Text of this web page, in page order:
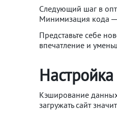
Следующий шаг в
Минимизация кода —
Представьте себе
впечатление и
Кэширование
загружать сайт